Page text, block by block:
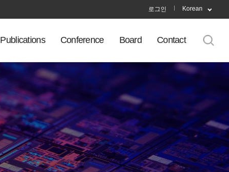
로그인 Korean
Publications Conference Board Contact